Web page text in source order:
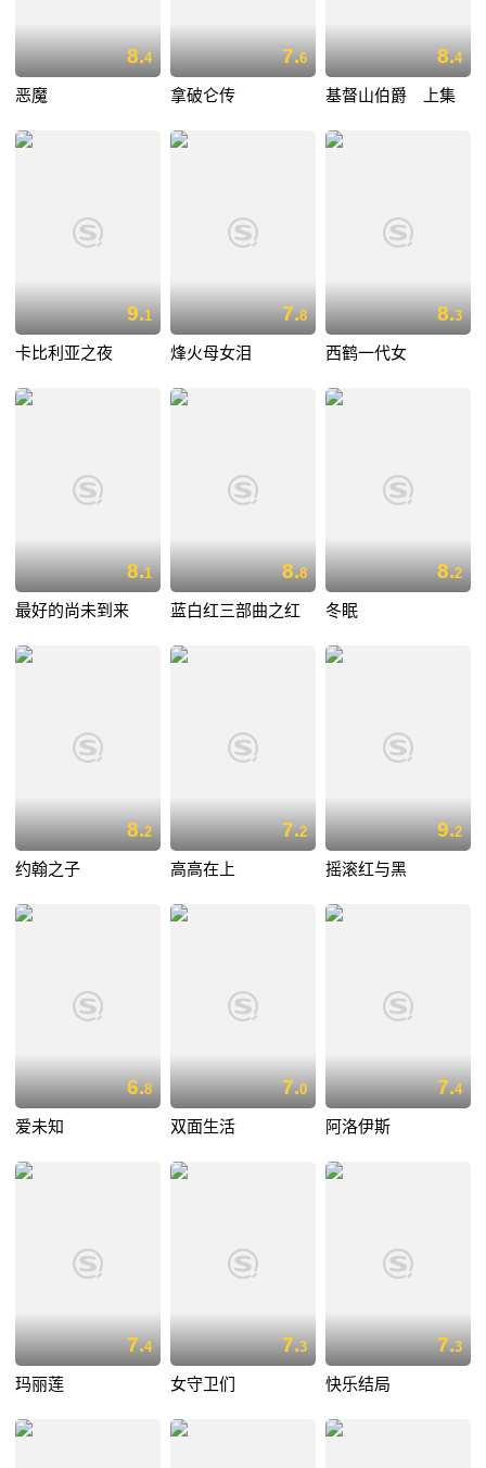
8.4
恶魔
7.6
拿破仑传
8.4
基督山伯爵 上集
9.1
卡比利亚之夜
7.8
烽火母女泪
8.3
西鹤一代女
8.1
最好的尚未到来
8.8
蓝白红三部曲之红
8.2
冬眠
8.2
约翰之子
7.2
高高在上
9.2
摇滚红与黑
6.8
爱未知
7.0
双面生活
7.4
阿洛伊斯
7.4
玛丽莲
7.3
女守卫们
7.3
快乐结局